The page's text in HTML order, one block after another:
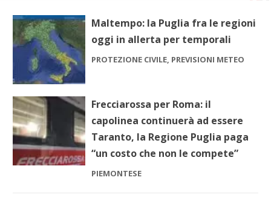
Maltempo: la Puglia fra le regioni
oggi in allerta per temporali
PROTEZIONE CIVILE, PREVISIONI METEO
Frecciarossa per Roma: il
capolinea continuerà ad essere
Taranto, la Regione Puglia paga
“un costo che non le compete”
PIEMONTESE